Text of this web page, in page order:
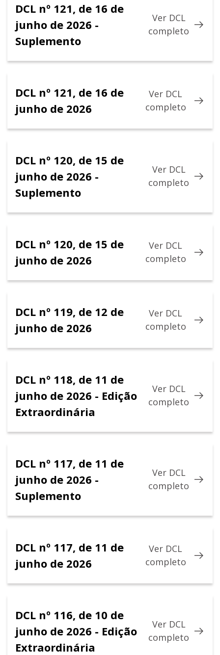
DCL nº 121, de 16 de
junho de 2026 -
Suplemento
Ver DCL
completo
DCL nº 121, de 16 de
junho de 2026
Ver DCL
completo
DCL nº 120, de 15 de
junho de 2026 -
Suplemento
Ver DCL
completo
DCL nº 120, de 15 de
junho de 2026
Ver DCL
completo
DCL nº 119, de 12 de
junho de 2026
Ver DCL
completo
DCL nº 118, de 11 de
junho de 2026 - Edição
Extraordinária
Ver DCL
completo
DCL nº 117, de 11 de
junho de 2026 -
Suplemento
Ver DCL
completo
DCL nº 117, de 11 de
junho de 2026
Ver DCL
completo
DCL nº 116, de 10 de
junho de 2026 - Edição
Extraordinária
Ver DCL
completo